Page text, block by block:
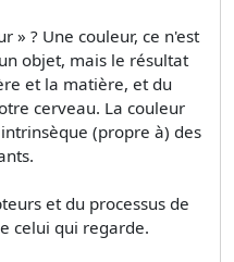
» ? Une couleur, ce n'est
objet, mais le résultat
et la matière, et du
cerveau. La couleur
(propre à) des
et du processus de
celui qui regarde.